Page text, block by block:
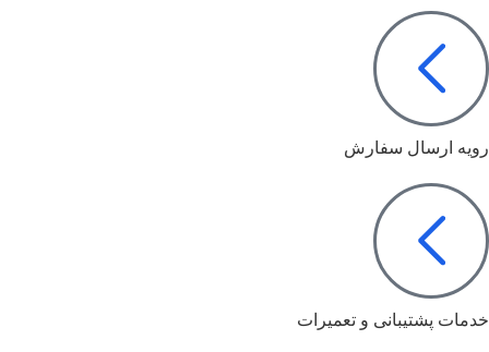
رویه ارسال سفارش
خدمات پشتیبانی و تعمیرات